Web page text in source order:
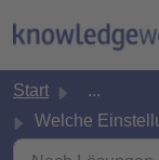
Start
...
Welche